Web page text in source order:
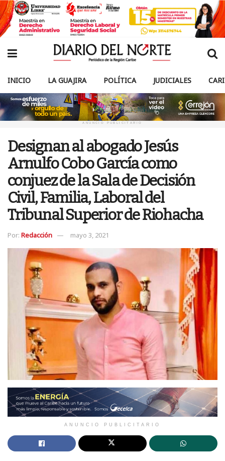
INICIO LA GUAJIRA POLÍTICA JUDICIALES
ANUNCIO PUBLICITARIO
Designan al abogado Jesús
Arnulfo Cobo García como
conjuez de la Sala de Decisión
Civil, Familia, Laboral del
Tribunal Superior de Riohacha
Por: Redacción mayo 3, 2021
ANUNCIO PUBLICITARIO